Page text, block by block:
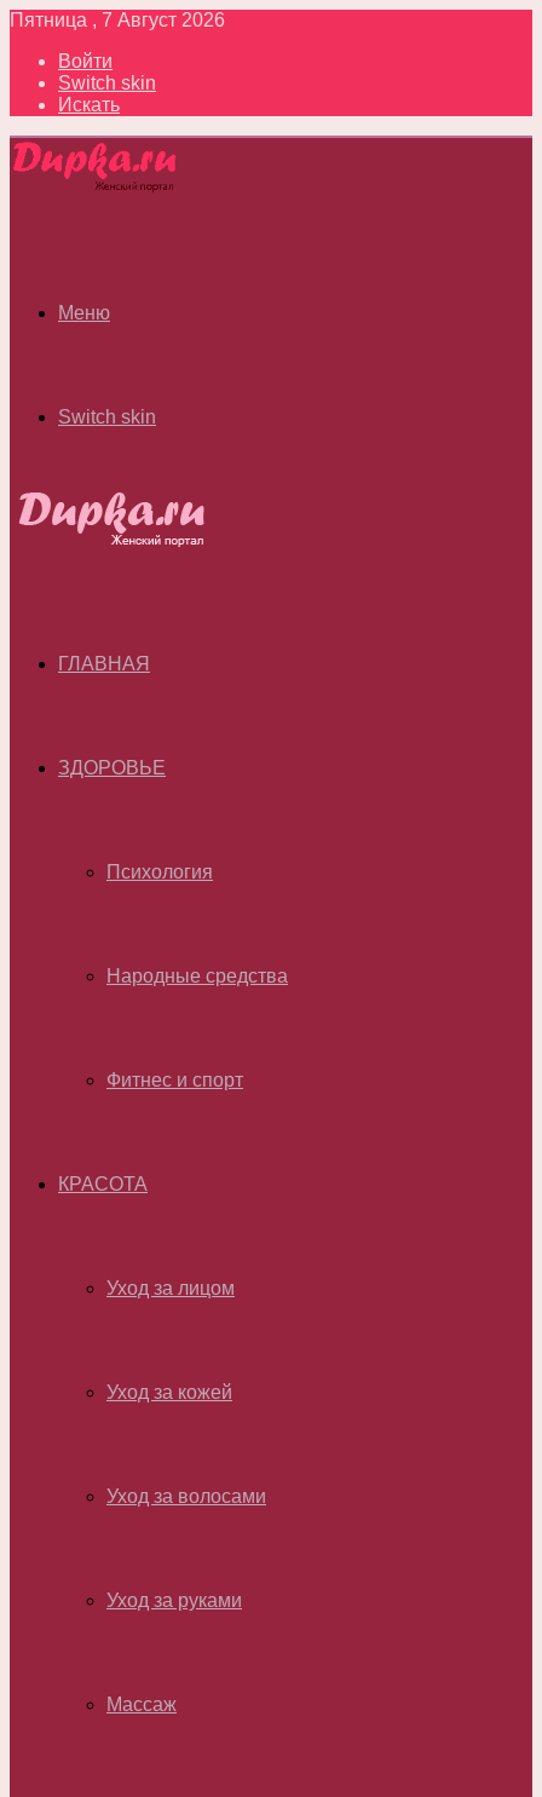
Пятница , 7 Август 2026
Войти
Switch skin
Искать
Меню
Switch skin
ГЛАВНАЯ
ЗДОРОВЬЕ
Психология
Народные средства
Фитнес и спорт
КРАСОТА
Уход за лицом
Уход за кожей
Уход за волосами
Уход за руками
Массаж